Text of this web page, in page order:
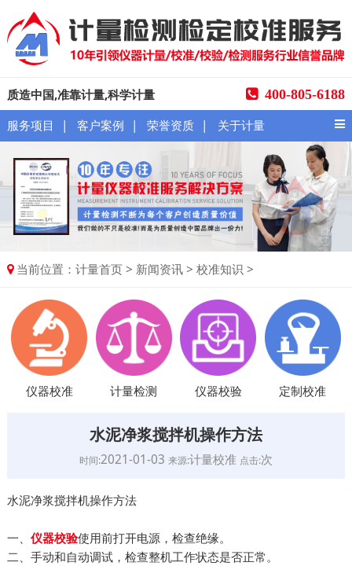
质造中国,准靠计量,科学计量 400-805-6188
服务项目 | 客户案例 | 荣誉资质 | 关于计量
当前位置：计量首页 > 新闻资讯 >校准知识 >
仪器校准 计量检测 仪器校验 定制校准
水泥净浆搅拌机操作方法
时间:2021-01-03 来源:计量校准 点击:次
水泥净浆搅拌机操作方法
一、 仪器校验使用前打开电源，检查绝缘。
二、手动和自动调试，检查整机工作状态是否正常。